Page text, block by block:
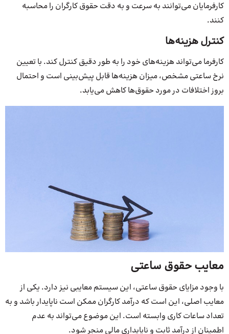
کارفرمایان می‌توانند به سرعت و به دقت حقوق کارگران را محاسبه
کنند.
کنترل هزینه‌ها
کارفرما می‌تواند هزینه‌های خود را به طور دقیق کنترل کند. با تعیین
نرخ ساعتی مشخص، میزان هزینه‌ها قابل پیش‌بینی است و احتمال
بروز اختلافات در مورد حقوق‌ها کاهش می‌یابد.
معایب حقوق ساعتی
با وجود مزایای حقوق ساعتی، این سیستم معایبی نیز دارد. یکی از
معایب اصلی، این است که درآمد کارگران ممکن است ناپایدار باشد و به
تعداد ساعات کاری وابسته است. این موضوع می‌تواند به عدم
اطمینان از درآمد ثابت و ناپایداری مالی منجر شود.